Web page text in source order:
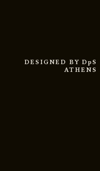
DESIGNED BY DpS
ATHENS